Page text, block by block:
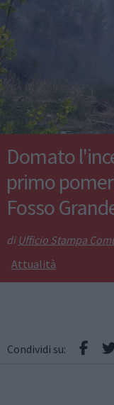
Domato
primo
Fosso
Ufficio Stampa
Attualità
Condividi su: